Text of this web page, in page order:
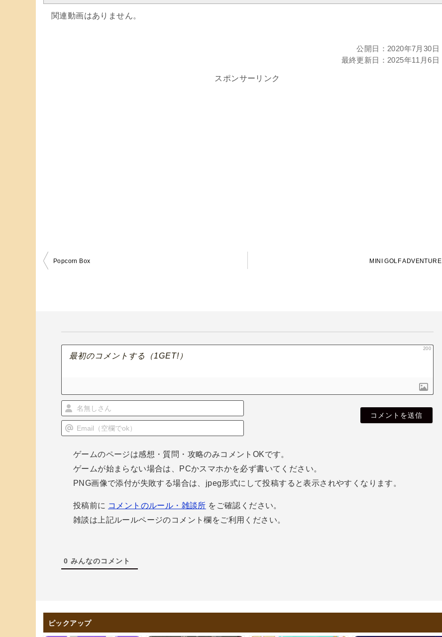
関連動画はありません。
公開日： 2020年7月30日
最終更新日： 2025年11月6日
スポンサーリンク
投
Popcorn Box MINI GOLF ADVENTURE
200
名
無
さ
E
m
（
空
欄
で
o
k
ゲームのページは感想・質問・攻略のみコメントOKです。
ゲームが始まらない場合は、PCかスマホかを必ず書いてください。
PNG画像で添付が失敗する場合は、jpeg形式にして投稿すると表示されやすくなります。
投稿前に コメントのルール・雑談所 をご確認ください。
雑談は上記ルールページのコメント欄をご利用ください。
0 みんなのコメント
ピックアップ